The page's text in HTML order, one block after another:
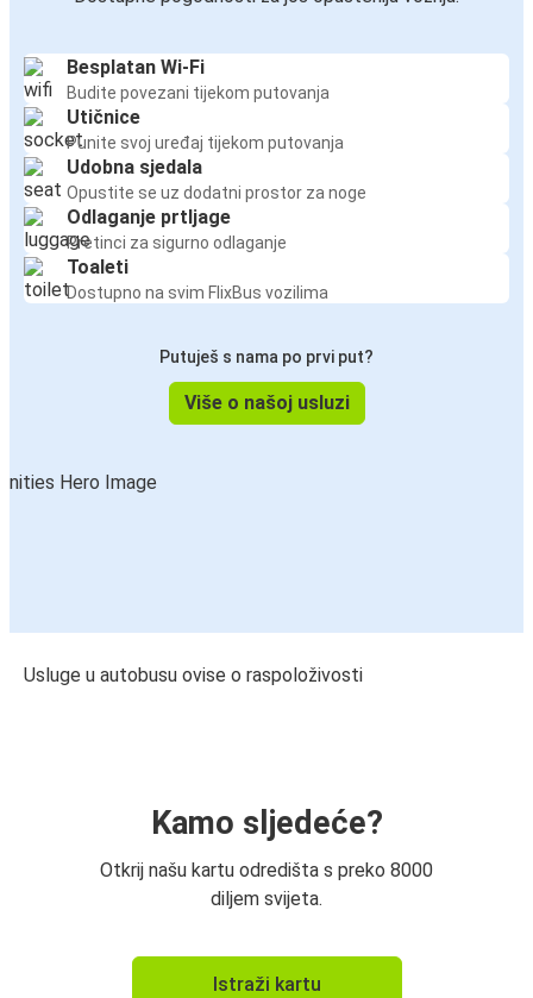
Besplatan Wi-Fi
Budite povezani tijekom putovanja
Utičnice
Punite svoj uređaj tijekom putovanja
Udobna sjedala
Opustite se uz dodatni prostor za noge
Odlaganje prtljage
Pretinci za sigurno odlaganje
Toaleti
Dostupno na svim FlixBus vozilima
Putuješ s nama po prvi put?
Više o našoj usluzi
Usluge u autobusu ovise o raspoloživosti
Kamo sljedeće?
Otkrij našu kartu odredišta s preko 8000
diljem svijeta.
Istraži kartu